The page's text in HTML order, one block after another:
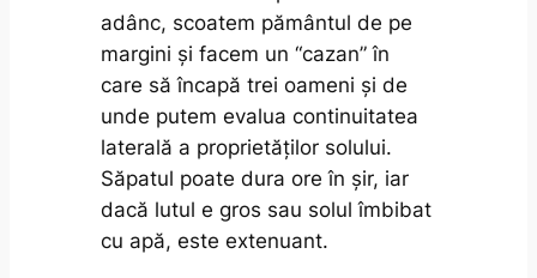
adânc, scoatem pământul de pe
margini și facem un “cazan” în
care să încapă trei oameni și de
unde putem evalua continuitatea
laterală a proprietăților solului.
Săpatul poate dura ore în șir, iar
dacă lutul e gros sau solul îmbibat
cu apă, este extenuant.